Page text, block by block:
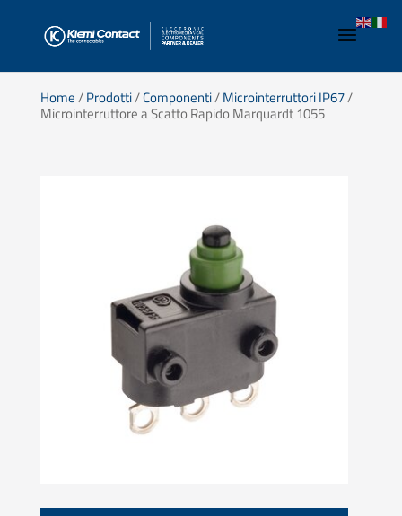
Home/Prodotti/Componenti/Microinterruttori IP67/
Microinterruttore a Scatto Rapido Marquardt 1055